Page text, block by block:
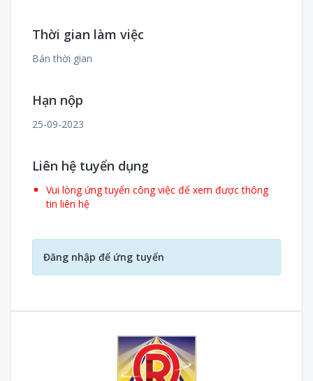
Thời gian làm việc
Bán thời gian
Hạn nộp
25-09-2023
Liên hệ tuyển dụng
Vui lòng ứng tuyển công việc để xem được thông
tin liên hệ
Đăng nhập để ứng tuyển